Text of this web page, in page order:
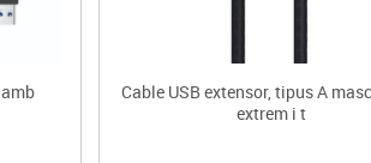
Cable USB extensor, tipus A
extrem i t